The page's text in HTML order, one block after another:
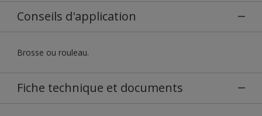
Conseils d'application
Brosse ou rouleau.
Fiche technique et documents